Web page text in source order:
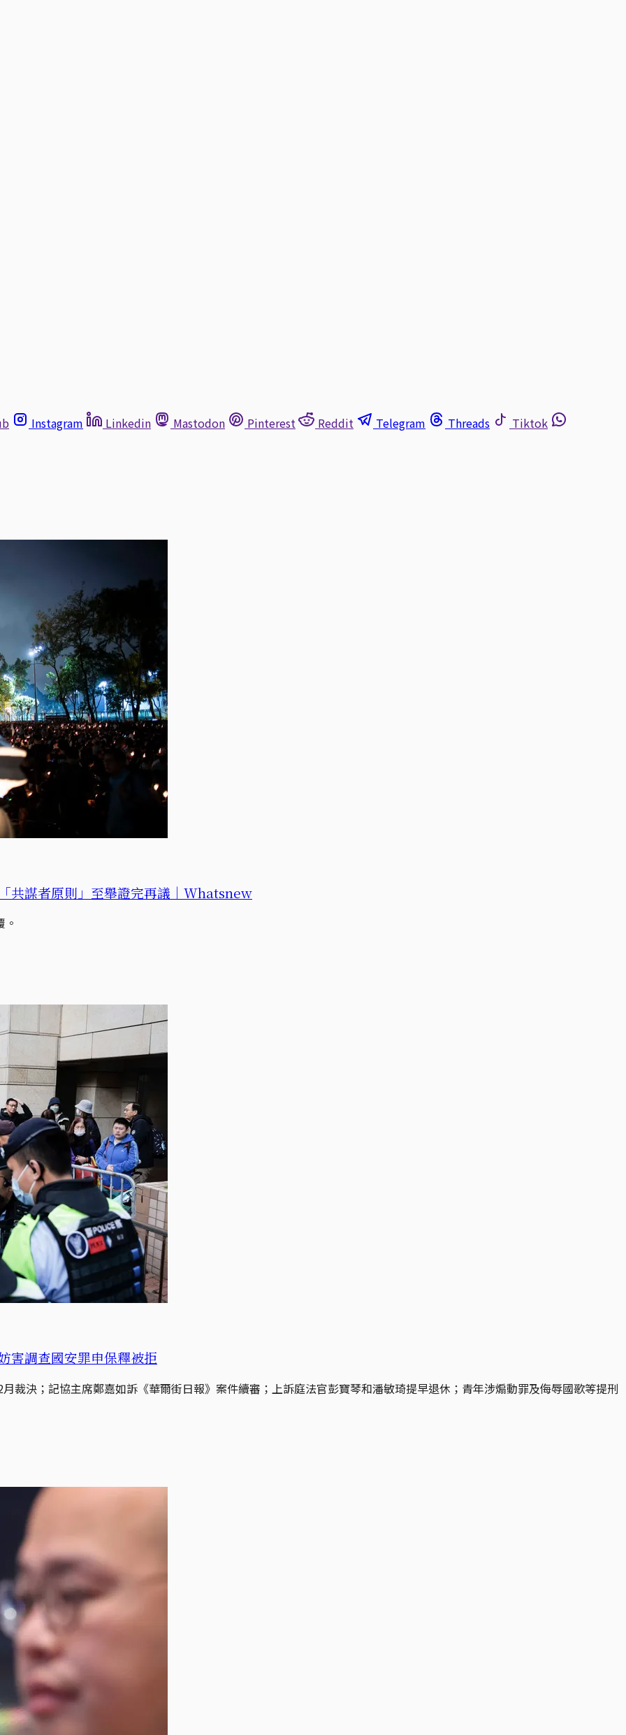
Instagram Linkedin Mastodon Pinterest Reddit Telegram Threads Tiktok
共謀者原則」至舉證完再議｜Whatsnew
害調查國安罪申保釋被拒
裁決；記協主席鄭嘉如訴《華爾街日報》案件續審；上訴庭法官彭寶琴和潘敏琦提早退休；青年涉煽動罪及侮辱國歌等提刑